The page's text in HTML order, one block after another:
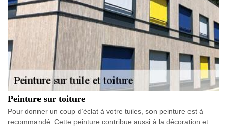
Peinture sur toiture
Pour donner un coup d’éclat à votre tuiles, son peinture est à
recommandé. Cette peinture contribue aussi à la décoration et